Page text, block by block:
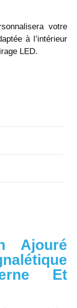
votre
à l’intérieur
LED.
Ajouré
Et